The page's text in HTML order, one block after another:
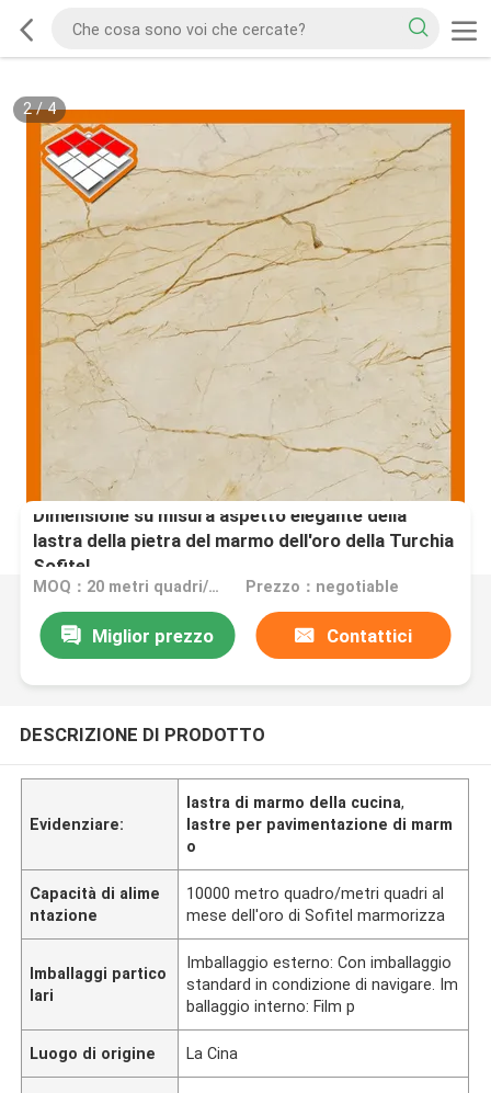
2/4
Dimensione su misura aspetto elegante della
lastra della pietra del marmo dell'oro della Turchia
Sofitel
MOQ：20 metri quadri/quadrato Prezzo：negotiable
Miglior prezzo Contattici
DESCRIZIONE DI PRODOTTO
Evidenziare:
lastra di marmo della cucina,
lastre per pavimentazione di marm
o
Capacità di alime
ntazione
10000 metro quadro/metri quadri al
mese dell'oro di Sofitel marmorizza
Imballaggi partico
lari
Imballaggio esterno: Con imballaggio
standard in condizione di navigare. Im
ballaggio interno: Film p
Luogo di origine La Cina